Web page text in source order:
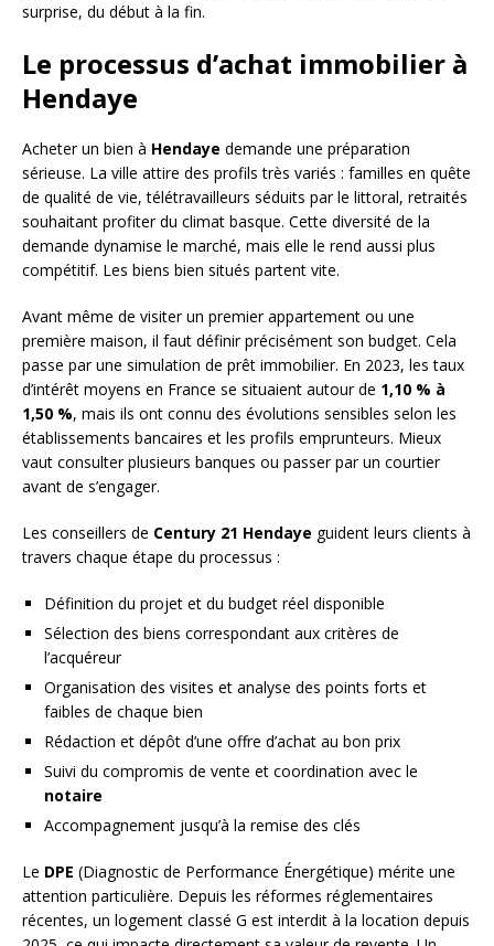
surprise, du début à la fin.
Le processus d’achat immobilier à
Hendaye
Acheter un bien à Hendaye demande une préparation
sérieuse. La ville attire des profils très variés : familles en quête
de qualité de vie, télétravailleurs séduits par le littoral, retraités
souhaitant profiter du climat basque. Cette diversité de la
demande dynamise le marché, mais elle le rend aussi plus
compétitif. Les biens bien situés partent vite.
Avant même de visiter un premier appartement ou une
première maison, il faut définir précisément son budget. Cela
passe par une simulation de prêt immobilier. En 2023, les taux
d’intérêt moyens en France se situaient autour de 1,10 % à
1,50 %, mais ils ont connu des évolutions sensibles selon les
établissements bancaires et les profils emprunteurs. Mieux
vaut consulter plusieurs banques ou passer par un courtier
avant de s’engager.
Les conseillers de Century 21 Hendaye guident leurs clients à
travers chaque étape du processus :
Définition du projet et du budget réel disponible
Sélection des biens correspondant aux critères de
l’acquéreur
Organisation des visites et analyse des points forts et
faibles de chaque bien
Rédaction et dépôt d’une offre d’achat au bon prix
Suivi du compromis de vente et coordination avec le
notaire
Accompagnement jusqu’à la remise des clés
Le DPE (Diagnostic de Performance Énergétique) mérite une
attention particulière. Depuis les réformes réglementaires
récentes, un logement classé G est interdit à la location depuis